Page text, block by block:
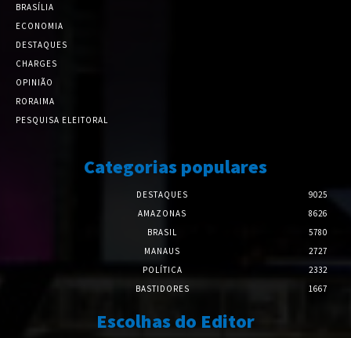
BRASÍLIA
ECONOMIA
DESTAQUES
CHARGES
OPINIÃO
RORAIMA
PESQUISA ELEITORAL
Categorias populares
DESTAQUES
9025
AMAZONAS
8626
BRASIL
5780
MANAUS
2727
POLÍTICA
2332
BASTIDORES
1667
Escolhas do Editor